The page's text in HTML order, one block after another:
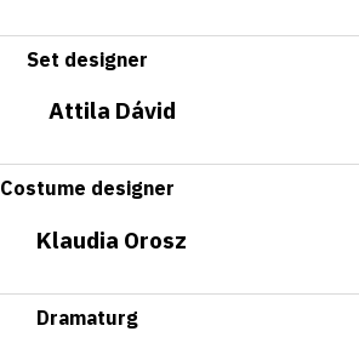
Set designer
Attila Dávid
Costume designer
Klaudia Orosz
Dramaturg